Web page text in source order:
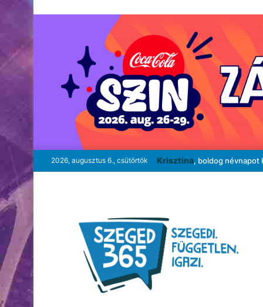
2026, augusztus 6., csütörtök Krisztina, boldog névnapot